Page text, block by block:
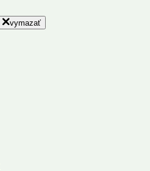
vymazať